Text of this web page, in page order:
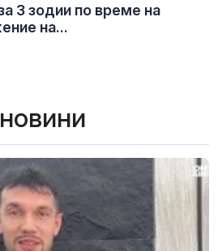
3 зодии по време на
на...